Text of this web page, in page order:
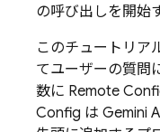
の呼び出しを開始
このチュートリア
てユーザーの質問
数に Remote
Config は Gemini